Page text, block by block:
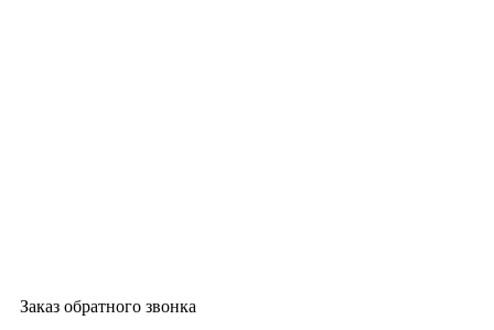
Заказ обратного звонка